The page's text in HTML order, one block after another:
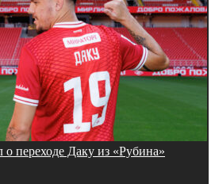
о переходе Даку из «Рубина»